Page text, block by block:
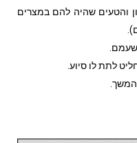
והטעים שהיה להם במצרים
לתת לו סיוע.